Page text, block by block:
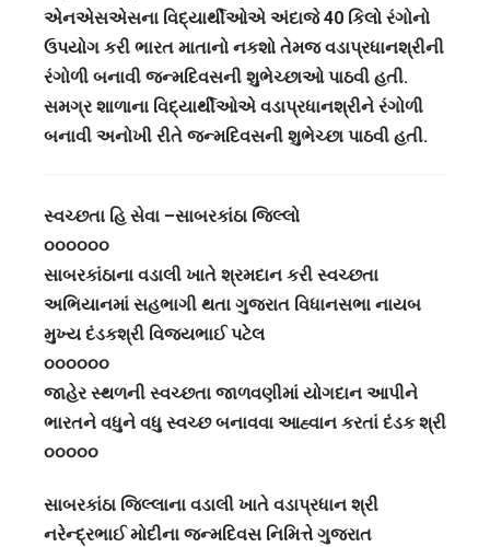
એનએસએસના વિદ્યાર્થીઓએ અંદાજે 40 કિલો રંગોનો
ઉપયોગ કરી ભારત માતાનો નકશો તેમજ વડાપ્રધાનશ્રીની
રંગોળી બનાવી જન્મદિવસની શુભેચ્છાઓ પાઠવી હતી.
સમગ્ર શાળાના વિદ્યાર્થીઓએ વડાપ્રધાનશ્રીને રંગોળી
બનાવી અનોખી રીતે જન્મદિવસની શુભેચ્છા પાઠવી હતી.
સ્વચ્છતા હિ સેવા –સાબરકાંઠા જિલ્લો
૦૦૦૦૦૦
સાબરકાંઠાના વડાલી ખાતે શ્રમદાન કરી સ્વચ્છતા
અભિયાનમાં સહભાગી થતા ગુજરાત વિધાનસભા નાયબ
મુખ્ય દંડકશ્રી વિજયભાઈ પટેલ
૦૦૦૦૦૦
જાહેર સ્થળની સ્વચ્છતા જાળવણીમાં યોગદાન આપીને
ભારતને વધુને વધુ સ્વચ્છ બનાવવા આહ્વાન કરતાં દંડક શ્રી
૦૦૦૦૦
સાબરકાંઠા જિલ્લાના વડાલી ખાતે વડાપ્રધાન શ્રી
નરેન્દ્રભાઈ મોદીના જન્મદિવસ નિમિત્તે ગુજરાત